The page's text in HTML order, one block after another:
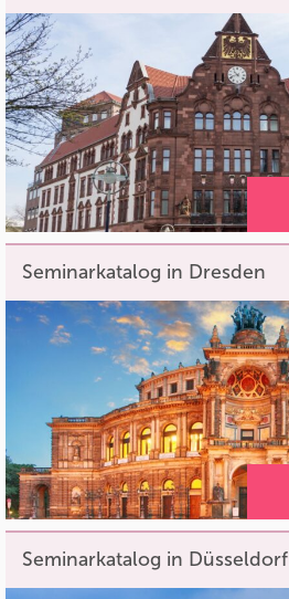
Seminarkatalog in Dresden
Seminarkatalog in Düsseldorf